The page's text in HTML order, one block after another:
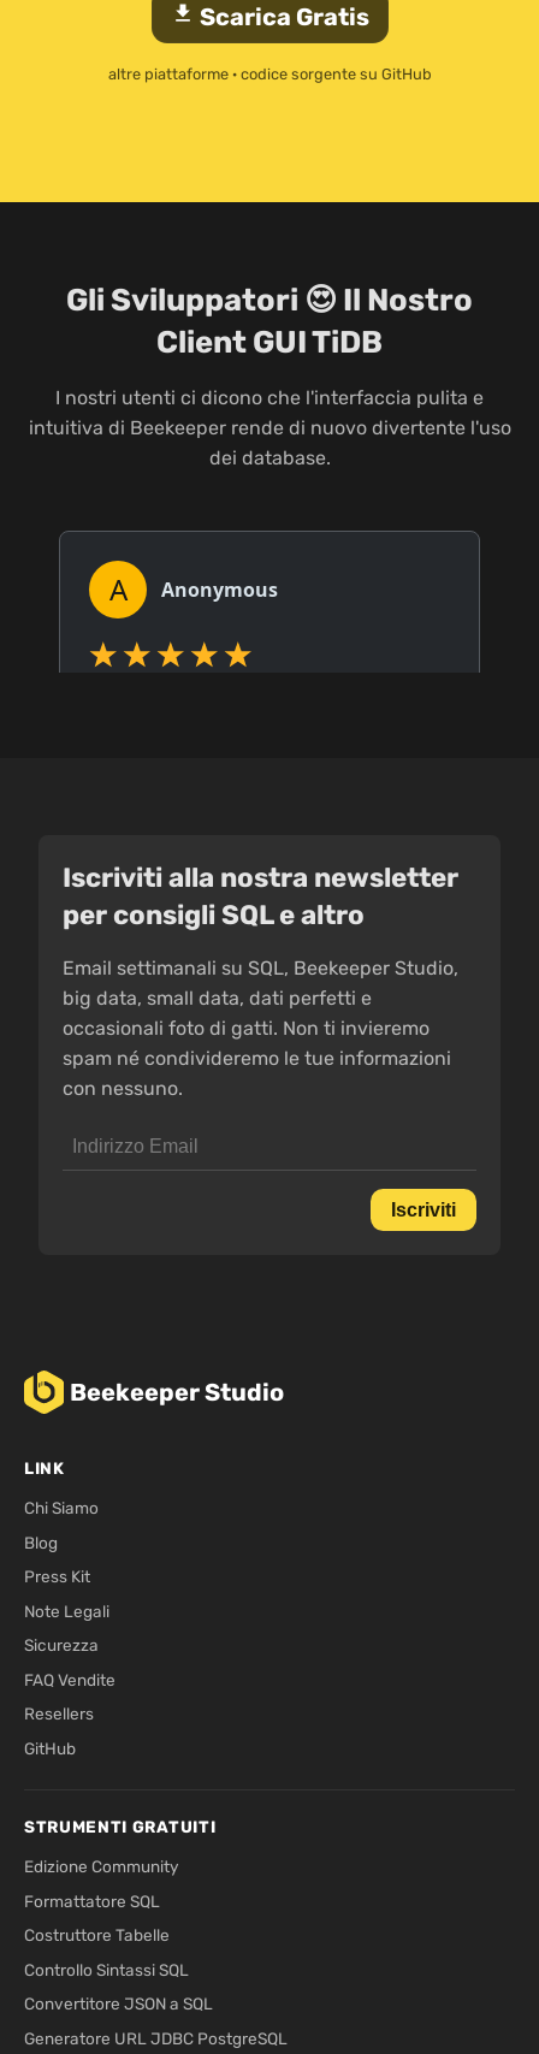
download Scarica Gratis
altre piattaforme· codice sorgente su GitHub
Gli Sviluppatori 😍 Il Nostro
Client GUI TiDB
I nostri utenti ci dicono che l'interfaccia pulita e
intuitiva di Beekeeper rende di nuovo divertente l'uso
dei database.
Iscriviti alla nostra newsletter
per consigli SQL e altro
Email settimanali su SQL, Beekeeper Studio,
big data, small data, dati perfetti e
occasionali foto di gatti. Non ti invieremo
spam né condivideremo le tue informazioni
con nessuno.
Iscriviti
Beekeeper Studio
LINK
Chi Siamo
Blog
Press Kit
Note Legali
Sicurezza
FAQ Vendite
Resellers
GitHub
STRUMENTI GRATUITI
Edizione Community
Formattatore SQL
Costruttore Tabelle
Controllo Sintassi SQL
Convertitore JSON a SQL
Generatore URL JDBC PostgreSQL